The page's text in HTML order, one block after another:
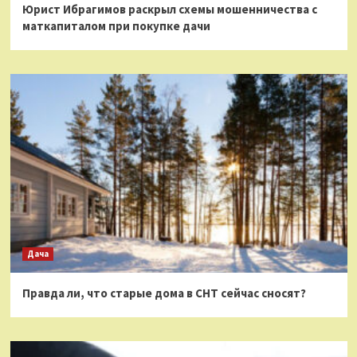
Юрист Ибрагимов раскрыл схемы мошенничества с
маткапиталом при покупке дачи
Дача
Правда ли, что старые дома в СНТ сейчас сносят?